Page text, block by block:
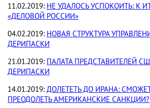
11.02.2019: НЕ УДАЛОСЬ УСПОКОИТЬ: К
«ДЕЛОВОЙ РОССИИ»
04.02.2019: НОВАЯ СТРУКТУРА
ДЕРИПАСКИ
21.01.2019: ПАЛАТА ПРЕДСТАВИТЕЛЕЙ
ДЕРИПАСКИ
14.01.2019: ДОЛЕТЕТЬ ДО ИРАНА: СМОЖЕТ
ПРЕОДОЛЕТЬ АМЕРИКАНСКИЕ САНКЦИИ?